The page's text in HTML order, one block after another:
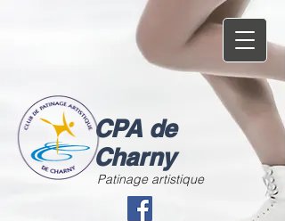
CPA de
Charny
Patinage artistique